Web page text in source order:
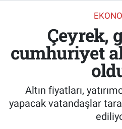
Çeyrek,
cumhuriyet
Altın fiyatları,
yapacak vatandaşlar